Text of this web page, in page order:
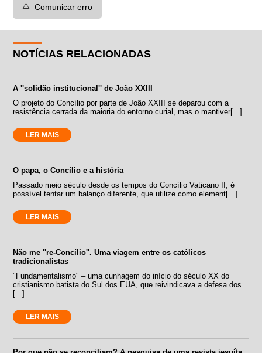
⚠️ Comunicar erro
NOTÍCIAS RELACIONADAS
A ''solidão institucional'' de João XXIII
O projeto do Concílio por parte de João XXIII se deparou com a
resistência cerrada da maioria do entorno curial, mas o mantiver[...]
LER MAIS
O papa, o Concílio e a história
Passado meio século desde os tempos do Concílio Vaticano II, é
possível tentar um balanço diferente, que utilize como element[...]
LER MAIS
Não me ''re-Concílio''. Uma viagem entre os católicos
tradicionalistas
"Fundamentalismo" – uma cunhagem do início do século XX do
cristianismo batista do Sul dos EUA, que reivindicava a defesa dos
[...]
LER MAIS